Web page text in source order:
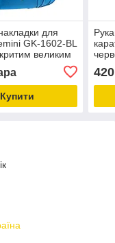
для
GK-1602-BL
великим
Купити
420